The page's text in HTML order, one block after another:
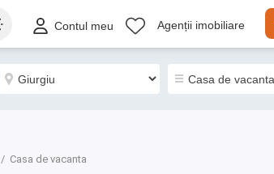
Contul meu Agenții imobiliare
Casa de vacanta
EUR Sortează Hartă